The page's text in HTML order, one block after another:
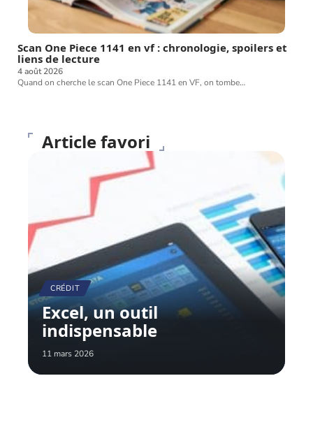
Scan One Piece 1141 en vf : chronologie, spoilers et
liens de lecture
4 août 2026
Quand on cherche le scan One Piece 1141 en VF, on tombe…
Article favori
CRÉDIT
Excel, un outil
indispensable
11 mars 2026